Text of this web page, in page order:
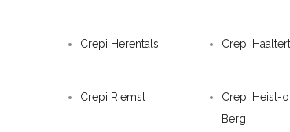
Crepi Herentals Crepi Haaltert
Crepi Riemst
Crepi Heist-
Berg